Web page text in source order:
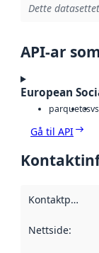
Dette
API-ar
European
parquetcsv
Gå til API
Kontaktpunkt
Nettside: